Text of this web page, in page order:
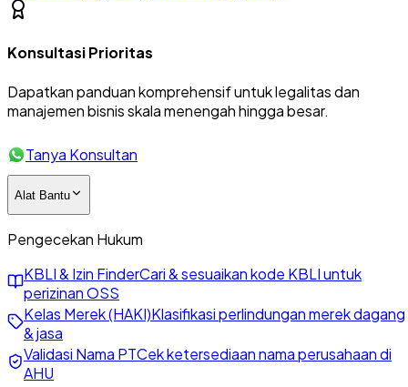
Konsultasi Prioritas
Dapatkan panduan komprehensif untuk legalitas dan
manajemen bisnis skala menengah hingga besar.
Tanya Konsultan
Alat Bantu
Pengecekan Hukum
KBLI & Izin FinderCari & sesuaikan kode KBLI untuk
perizinan OSS
Kelas Merek (HAKI)Klasifikasi perlindungan merek dagang
& jasa
Validasi Nama PTCek ketersediaan nama perusahaan di
AHU